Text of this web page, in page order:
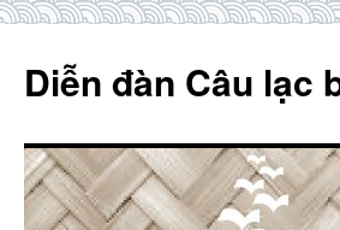
content
Diễn đàn Câu lạc